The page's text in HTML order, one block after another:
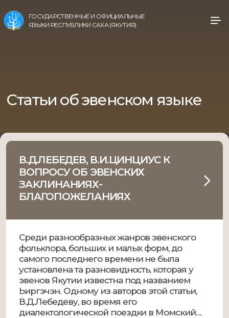
ГОСУДАРСТВЕННЫЕ И ОФИЦИАЛЬНЫЕ
ЯЗЫКИ РЕСПУБЛИКИ САХА (ЯКУТИЯ)
Статьи об эвенском языке
В.Д.ЛЕБЕДЕВ, В.И.ЦИНЦИУС К
ВОПРОСУ ОБ ЭВЕНСКИХ
ЗАKЛИНАНИЯХ-
БЛАГОПОЖEЛАНИЯX
Среди разнообразных жанров эвенского
фольклора, больших и малых форм, до
самого последнего времени не была
установлена та разновидность, которая у
эвенов Якутии известна под названием
Ьиргэчэн. Одному из авторов этой статьи,
В.Д.Лебедеву, во время его
диалектологической поездки в Момский